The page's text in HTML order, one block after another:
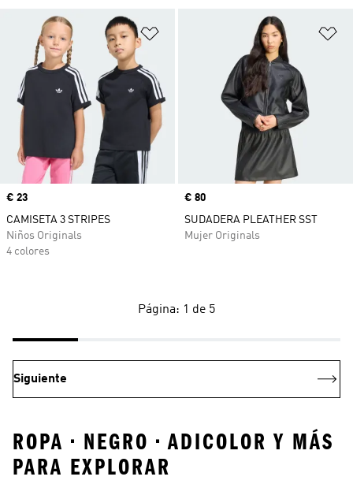
Añadir a la lista de deseos
Precio
€ 23
CAMISETA 3 STRIPES
Niños Originals
4 colores
Precio
€ 80
SUDADERA PLEATHER SST
Mujer Originals
Página: 1 de 5
Siguiente
ROPA • NEGRO • ADICOLOR Y MÁS
PARA EXPLORAR